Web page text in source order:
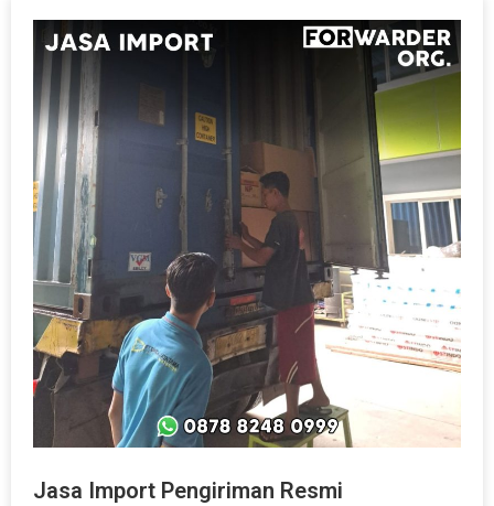
Jasa Import Pengiriman Resmi